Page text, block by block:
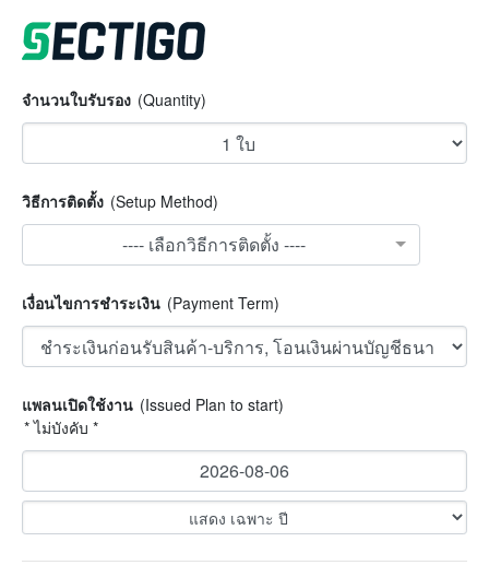
จำนวนใบรับรอง (Quantity)
วิธีการติดตั้ง (Setup Method)
---- เลือกวิธีการติดตั้ง ----
เงื่อนไขการชำระเงิน (Payment Term)
แพลนเปิดใช้งาน (Issued Plan to start)
* ไม่บังคับ *